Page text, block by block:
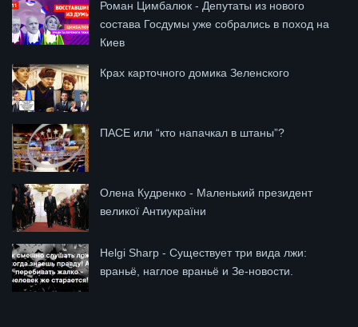
Роман Цимбалюк - Депутаты из нового
состава Госдумы уже собрались в поход на
Киев
Крах карточного домика Зеленского
ПАСЕ или “кто напачкал в штаны”?
Олена Кудренко - Маленький президент
великої Антиукраїни
Helgi Sharp - Существует три вида лжи:
враньё, наглое враньё и Зе-новости.